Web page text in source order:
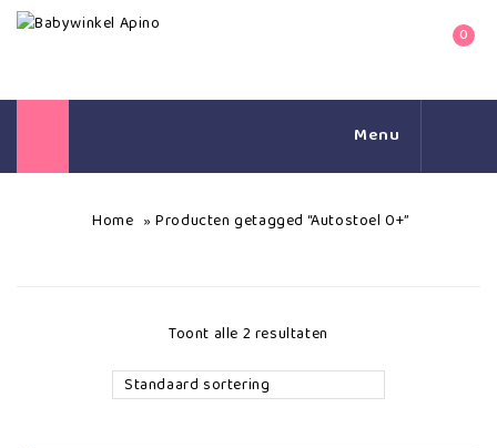
0
Menu
Home »Producten getagged “Autostoel 0+”
Toont alle 2 resultaten
Standaard sortering